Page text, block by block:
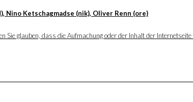
Nino Ketschagmadse (nik), Oliver Renn (ore)
Sie glauben, dass die Aufmachung oder der Inhalt der